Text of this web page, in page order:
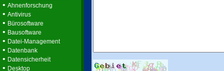
• Ahnenforschung
• Antivirus
• Bürosoftware
• Bausoftware
• Datei-Management
• Datenbank
• Datensicherheit
• Desktop